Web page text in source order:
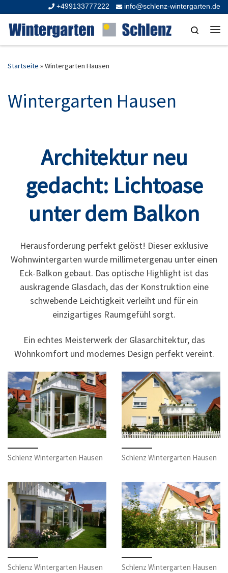
Zum Inhalt springen
+499133777222 info@schlenz-wintergarten.de
Search
Startseite »Wintergarten Hausen
Wintergarten Hausen
Architektur neu
gedacht: Lichtoase
unter dem Balkon
Herausforderung perfekt gelöst! Dieser exklusive
Wohnwintergarten wurde millimetergenau unter einen
Eck-Balkon gebaut. Das optische Highlight ist das
auskragende Glasdach, das der Konstruktion eine
schwebende Leichtigkeit verleiht und für ein
einzigartiges Raumgefühl sorgt.
Ein echtes Meisterwerk der Glasarchitektur, das
Wohnkomfort und modernes Design perfekt vereint.
Schlenz Wintergarten Hausen Schlenz Wintergarten Hausen
Schlenz Wintergarten Hausen Schlenz Wintergarten Hausen